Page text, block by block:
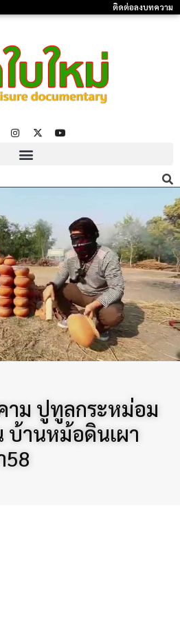
ติดต่อลงบทความ
าม ปูทูลกระหม่อม
บ้านหม้อดินเผา